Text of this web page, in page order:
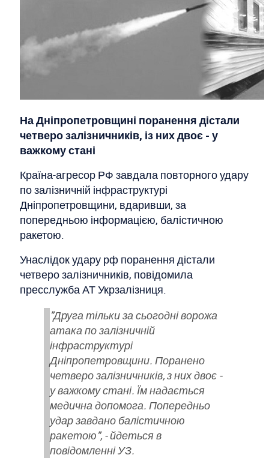
На Дніпропетровщині поранення дістали
четверо залізничників, із них двоє - у
важкому стані
Країна-агресор РФ завдала повторного удару
по залізничній інфраструктурі
Дніпропетровщини, вдаривши, за
попередньою інформацією, балістичною
ракетою.
Унаслідок удару рф поранення дістали
четверо залізничників, повідомила
пресслужба АТ Укрзалізниця.
"Друга тільки за сьогодні ворожа
атака по залізничній
інфраструктурі
Дніпропетровщини. Поранено
четверо залізничників, з них двоє -
у важкому стані. Їм надається
медична допомога. Попередньо
удар завдано балістичною
ракетою", - йдеться в
повідомленні УЗ.